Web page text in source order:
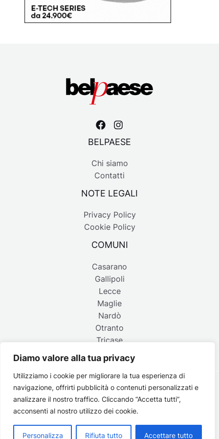
Diamo valore alla tua privacy
Utilizziamo i cookie per migliorare la tua esperienza di
navigazione, offrirti pubblicità o contenuti personalizzati e
analizzare il nostro traffico. Cliccando “Accetta tutti”,
acconsenti al nostro utilizzo dei cookie.
Personalizza Rifiuta tutto Accettare tutto
BELPAESE
Chi siamo
Contatti
NOTE LEGALI
Privacy Policy
Cookie Policy
COMUNI
Casarano
Gallipoli
Lecce
Maglie
Nardò
Otranto
Tricase
Copyright © 2026 Belpaese | Periodico d'informazione del
Salento - P.IVA 4637850753 - Testata registrata il 18 gennaio